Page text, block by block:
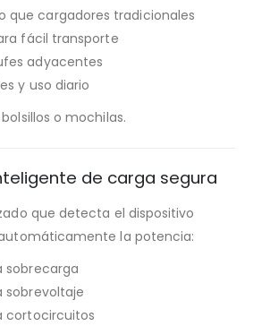
que cargadores tradicionales
fácil transporte
adyacentes
y uso diario
o mochilas.
de carga segura
que detecta el dispositivo
la potencia:
sobrecarga
sobrevoltaje
cortocircuitos